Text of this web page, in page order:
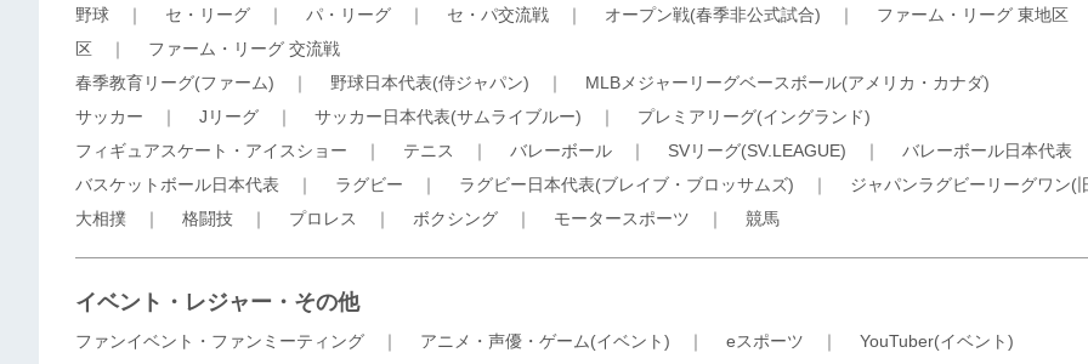
野球 ｜ セ・リーグ ｜ パ・リーグ ｜ セ・パ交流戦 ｜ オープン戦(春季非公式試合) ｜ ファーム・リーグ 東地区
区 ｜ ファーム・リーグ 交流戦
春季教育リーグ(ファーム) ｜ 野球日本代表(侍ジャパン) ｜ MLBメジャーリーグベースボール(アメリカ・カナダ)
サッカー ｜ Jリーグ ｜ サッカー日本代表(サムライブルー) ｜ プレミアリーグ(イングランド)
フィギュアスケート・アイスショー ｜ テニス ｜ バレーボール ｜ SVリーグ(SV.LEAGUE) ｜ バレーボール日本代表
バスケットボール日本代表 ｜ ラグビー ｜ ラグビー日本代表(ブレイブ・ブロッサムズ) ｜ ジャパンラグビーリーグワン(
大相撲 ｜ 格闘技 ｜ プロレス ｜ ボクシング ｜ モータースポーツ ｜ 競馬
イベント・レジャー・その他
ファンイベント・ファンミーティング ｜ アニメ・声優・ゲーム(イベント) ｜ eスポーツ ｜ YouTuber(イベント)